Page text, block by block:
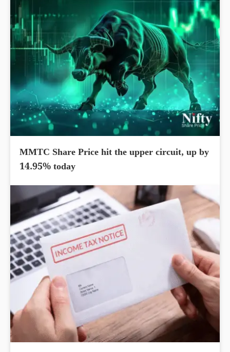
MMTC Share Price hit the upper circuit, up by
14.95% today